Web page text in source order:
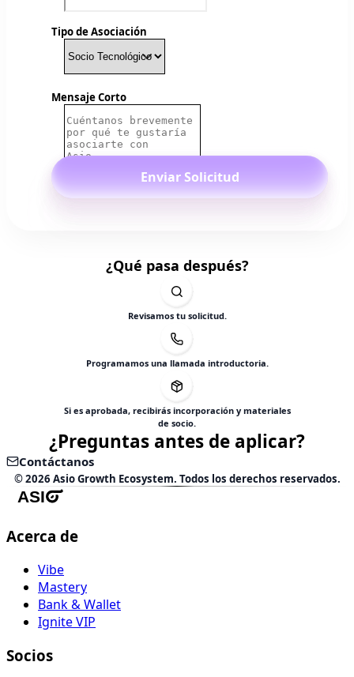
Tipo de Asociación
Mensaje Corto
Enviar Solicitud
¿Qué pasa después?
Revisamos tu solicitud.
Programamos una llamada introductoria.
Si es aprobada, recibirás incorporación y materiales
de socio.
¿Preguntas antes de aplicar?
Contáctanos
© 2026 Asio Growth Ecosystem. Todos los derechos reservados.
Acerca de
Vibe
Mastery
Bank & Wallet
Ignite VIP
Socios